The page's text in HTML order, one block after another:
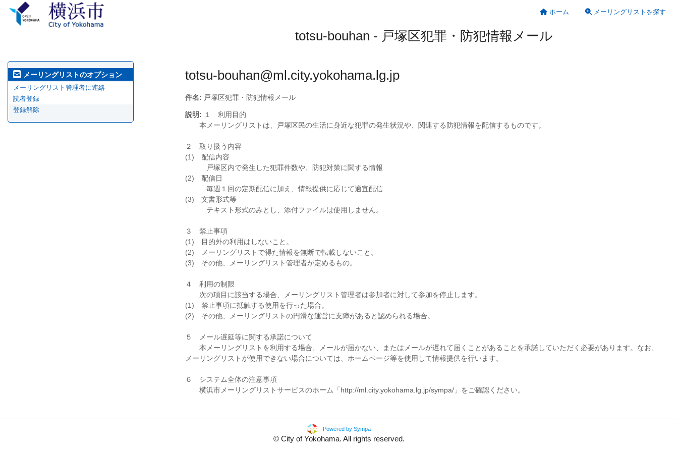
ホーム メーリングリストを探す
totsu-bouhan - 戸塚区犯罪・防犯情報メール
メーリングリストのオプション
メーリングリスト管理者に連絡
読者登録
登録解除
totsu-bouhan@ml.city.yokohama.lg.jp
件名: 戸塚区犯罪・防犯情報メール
説明: １ 利用目的
本メーリングリストは、戸塚区民の生活に身近な犯罪の発生状況や、関連する防犯情報を配信するものです。
２ 取り扱う内容
(1) 配信内容
戸塚区内で発生した犯罪件数や、防犯対策に関する情報
(2) 配信日
毎週１回の定期配信に加え、情報提供に応じて適宜配信
(3) 文書形式等
テキスト形式のみとし、添付ファイルは使用しません。
３ 禁止事項
(1) 目的外の利用はしないこと。
(2) メーリングリストで得た情報を無断で転載しないこと。
(3) その他、メーリングリスト管理者が定めるもの。
４ 利用の制限
次の項目に該当する場合、メーリングリスト管理者は参加者に対して参加を停止します。
(1) 禁止事項に抵触する使用を行った場合。
(2) その他、メーリングリストの円滑な運営に支障があると認められる場合。
５ メール遅延等に関する承諾について
本メーリングリストを利用する場合、メールが届かない、またはメールが遅れて届くことがあることを承諾していただく必要があります。なお、
メーリングリストが使用できない場合については、ホームページ等を使用して情報提供を行います。
６ システム全体の注意事項
横浜市メーリングリストサービスのホーム「http://ml.city.yokohama.lg.jp/sympa/」をご確認ください。
Powered by Sympa
© City of Yokohama. All rights reserved.